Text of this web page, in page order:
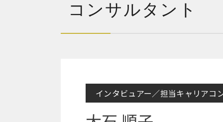
コンサルタント
インタビュアー／担当キャリアコ